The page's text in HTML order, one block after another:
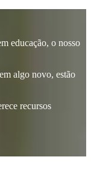
educação, o nosso
algo novo, estão
recursos